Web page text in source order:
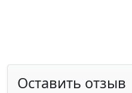
Оставить отзыв